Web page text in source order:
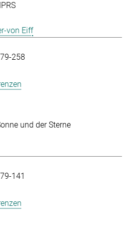
von Eiff
258
und der Sterne
141